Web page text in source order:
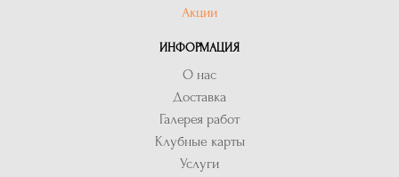
Акции
ИНФОРМАЦИЯ
О нас
Доставка
Галерея работ
Клубные карты
Услуги